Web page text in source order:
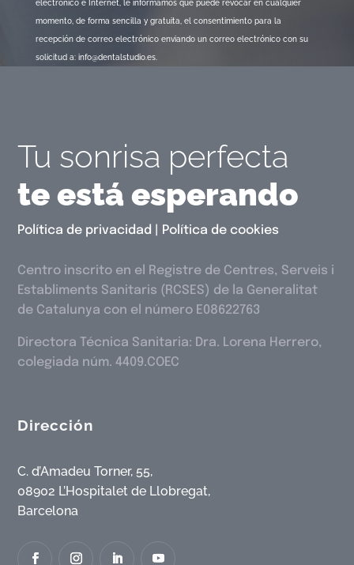
electrónico e Internet, le informamos que puede revocar en cualquier
momento, de forma sencilla y gratuita, el consentimiento para la
recepción de correo electrónico enviando un correo electrónico con su
solicitud a: info@dentalstudio.es.
Tu sonrisa perfecta
te está esperando
Política de privacidad Política de cookies
Centro inscrito en el Registre de Centres, Serveis i
Establiments Sanitaris (RCSES) de la Generalitat
de Catalunya con el número E08622763
Directora Técnica Sanitaria: Dra. Lorena Herrero,
colegiada núm. 4409.COEC
Dirección
C. d’Amadeu Torner, 55,
08902 L’Hospitalet de Llobregat,
Barcelona